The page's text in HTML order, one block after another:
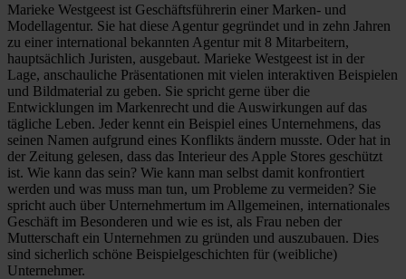
Marieke Westgeest ist Geschäftsführerin einer Marken- und
Modellagentur. Sie hat diese Agentur gegründet und in zehn Jahren
zu einer international bekannten Agentur mit 8 Mitarbeitern,
hauptsächlich Juristen, ausgebaut. Marieke Westgeest ist in der
Lage, anschauliche Präsentationen mit vielen interaktiven Beispielen
und Bildmaterial zu geben. Sie spricht gerne über die
Entwicklungen im Markenrecht und die Auswirkungen auf das
tägliche Leben. Jeder kennt ein Beispiel eines Unternehmens, das
seinen Namen aufgrund eines Konflikts ändern musste. Oder hat in
der Zeitung gelesen, dass das Interieur des Apple Stores geschützt
ist. Wie kann das sein? Wie kann man selbst damit konfrontiert
werden und was muss man tun, um Probleme zu vermeiden? Sie
spricht auch über Unternehmertum im Allgemeinen, internationales
Geschäft im Besonderen und wie es ist, als Frau neben der
Mutterschaft ein Unternehmen zu gründen und auszubauen. Dies
sind sicherlich schöne Beispielgeschichten für (weibliche)
Unternehmer.